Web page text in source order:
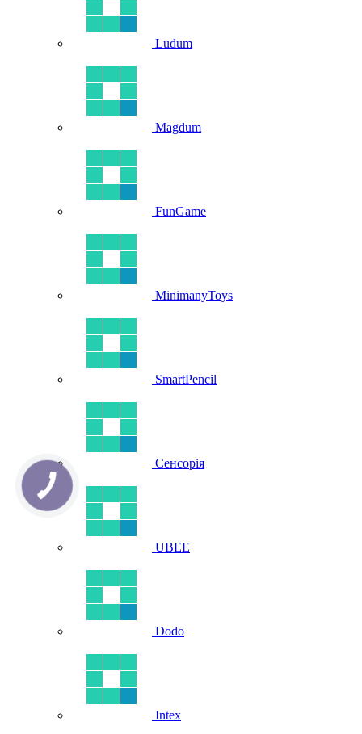
Ludum
Magdum
FunGame
MinimanyToys
SmartPencil
Сенсорія
UBEE
Dodo
Intex